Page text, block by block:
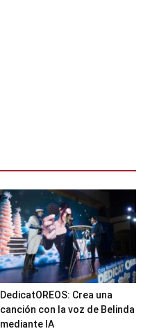
DedicatOREOS: Crea una
canción con la voz de Belinda
mediante IA